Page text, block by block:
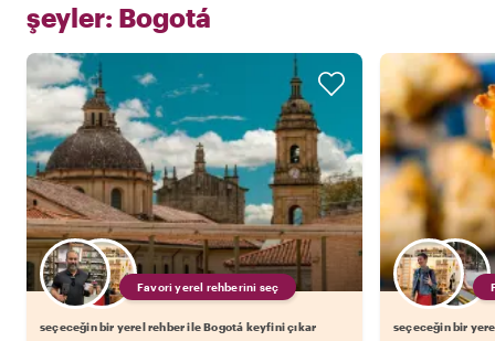
şeyler: Bogotá
Favori yerel rehberini seç
seçeceğin bir yerel rehber ile Bogotá keyfini çıkar seçeceğin bir